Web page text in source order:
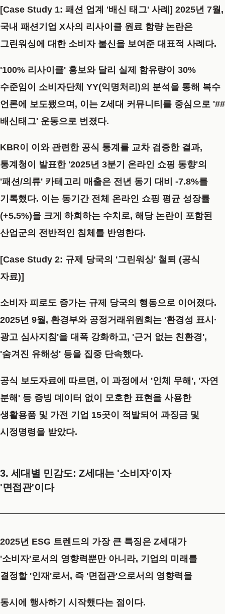
[Case Study 1: 패션 업계 '배신 태그' 사례] 2025년 7월,
국내 패션기업 X사의 리사이클 원료 함량 논란은
그린워싱에 대한 소비자 불신을 보여준 대표적 사례다.
'100% 리사이클' 홍보와 달리 실제 함유량이 30%
수준임이 소비자단체 YY(익명처리)의 분석을 통해 복수
언론에 보도됐으며, 이는 Z세대 커뮤니티를 중심으로 '##
배신태그' 운동으로 번졌다.
KBR이 이와 관련한 공식 통계를 교차 검증한 결과,
통계청이 발표한 '2025년 3분기 온라인 쇼핑 동향'의
'패션/의류' 카테고리 매출은 전년 동기 대비 -7.8%를
기록했다. 이는 동기간 전체 온라인 쇼핑 평균 성장률
(+5.5%)을 크게 하회하는 수치로, 해당 논란이 포함된
산업군의 전반적인 침체를 반영한다.
[Case Study 2: 규제 당국의 '그린워싱' 철퇴 (공식
자료)]
소비자 피로도 증가는 규제 당국의 행동으로 이어졌다.
2025년 9월, 환경부와 공정거래위원회는 '환경성 표시·
광고 심사지침'을 대폭 강화하고, '근거 없는 친환경',
'숨겨진 유해성' 등을 집중 단속했다.
공식 보도자료에 따르면, 이 과정에서 '인체 무해', '자연
분해' 등 증빙 데이터 없이 모호한 표현을 사용한
생활용품 및 가전 기업 15곳이 적발되어 과징금 및
시정명령을 받았다.
3. 세대별 민감도: Z세대는 '소비자'이자
'면접관'이다
2025년 ESG 트렌드의 가장 큰 특징은 Z세대가
'소비자'로서의 영향력뿐만 아니라, 기업의 미래를
결정할 '인재'로서, 즉 '면접관'으로서의 영향력을
동시에 행사하기 시작했다는 점이다.